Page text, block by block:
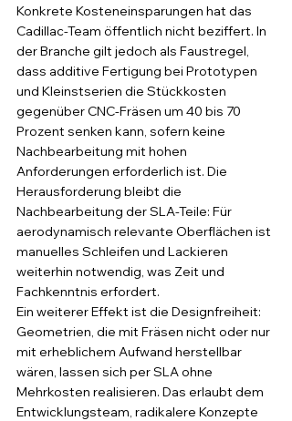
Konkrete Kosteneinsparungen hat das
Cadillac-Team öffentlich nicht beziffert. In
der Branche gilt jedoch als Faustregel,
dass additive Fertigung bei Prototypen
und Kleinstserien die Stückkosten
gegenüber CNC-Fräsen um 40 bis 70
Prozent senken kann, sofern keine
Nachbearbeitung mit hohen
Anforderungen erforderlich ist. Die
Herausforderung bleibt die
Nachbearbeitung der SLA-Teile: Für
aerodynamisch relevante Oberflächen ist
manuelles Schleifen und Lackieren
weiterhin notwendig, was Zeit und
Fachkenntnis erfordert.
Ein weiterer Effekt ist die Designfreiheit:
Geometrien, die mit Fräsen nicht oder nur
mit erheblichem Aufwand herstellbar
wären, lassen sich per SLA ohne
Mehrkosten realisieren. Das erlaubt dem
Entwicklungsteam, radikalere Konzepte